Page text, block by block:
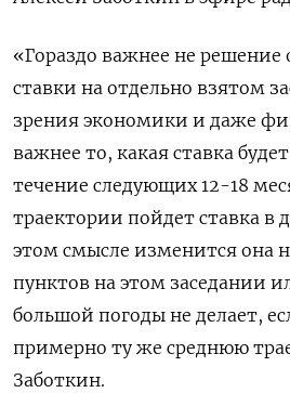
«Гораздо важнее не
ставки на отдельно взятом
зрения экономики ‍и даже
важнее ‌то, какая ставка
течение следующих 12-18
траектории ⁠пойдет ставка в
этом смысле изменится ‌она
пунктов на этом заседании
большой погоды не делает,
примерно ту же ‍среднюю
Заботкин.